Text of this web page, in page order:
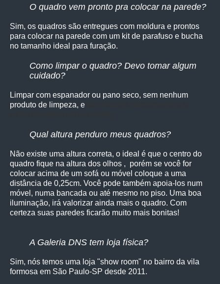
O quadro vem pronto pra colocar na parede?
Sim, os quadros são entregues com moldura e prontos
para colocar na parede com um kit de parafuso e bucha
no tamanho ideal para furação.
Como limpar o quadro? Devo tomar algum
cuidado?
Limpar com espanador ou pano seco, sem nenhum
produto de limpeza, e
Qual altura penduro meus quadros?
Não existe uma altura correta, o ideal é que o centro do
quadro fique na altura dos olhos , porém se você for
colocar acima de um sofá ou móvel coloque a uma
distância de 0,25cm. Você pode também apoia-los num
móvel, numa bancada ou até mesmo no piso. Uma boa
iluminação, irá valorizar ainda mais o quadro. Com
certeza suas paredes ficarão muito mais bonitas!
A Galeria DNS tem loja física?
Sim, nós temos uma loja "show room" no bairro da vila
formosa em São Paulo-SP desde 2011.